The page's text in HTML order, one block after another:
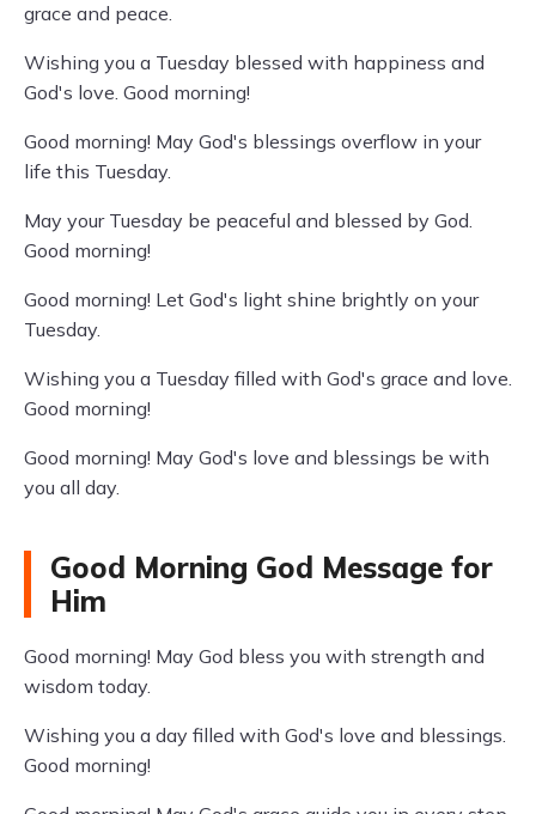
grace and peace.
Wishing you a Tuesday blessed with happiness and
God's love. Good morning!
Good morning! May God's blessings overflow in your
life this Tuesday.
May your Tuesday be peaceful and blessed by God.
Good morning!
Good morning! Let God's light shine brightly on your
Tuesday.
Wishing you a Tuesday filled with God's grace and love.
Good morning!
Good morning! May God's love and blessings be with
you all day.
Good Morning God Message for
Him
Good morning! May God bless you with strength and
wisdom today.
Wishing you a day filled with God's love and blessings.
Good morning!